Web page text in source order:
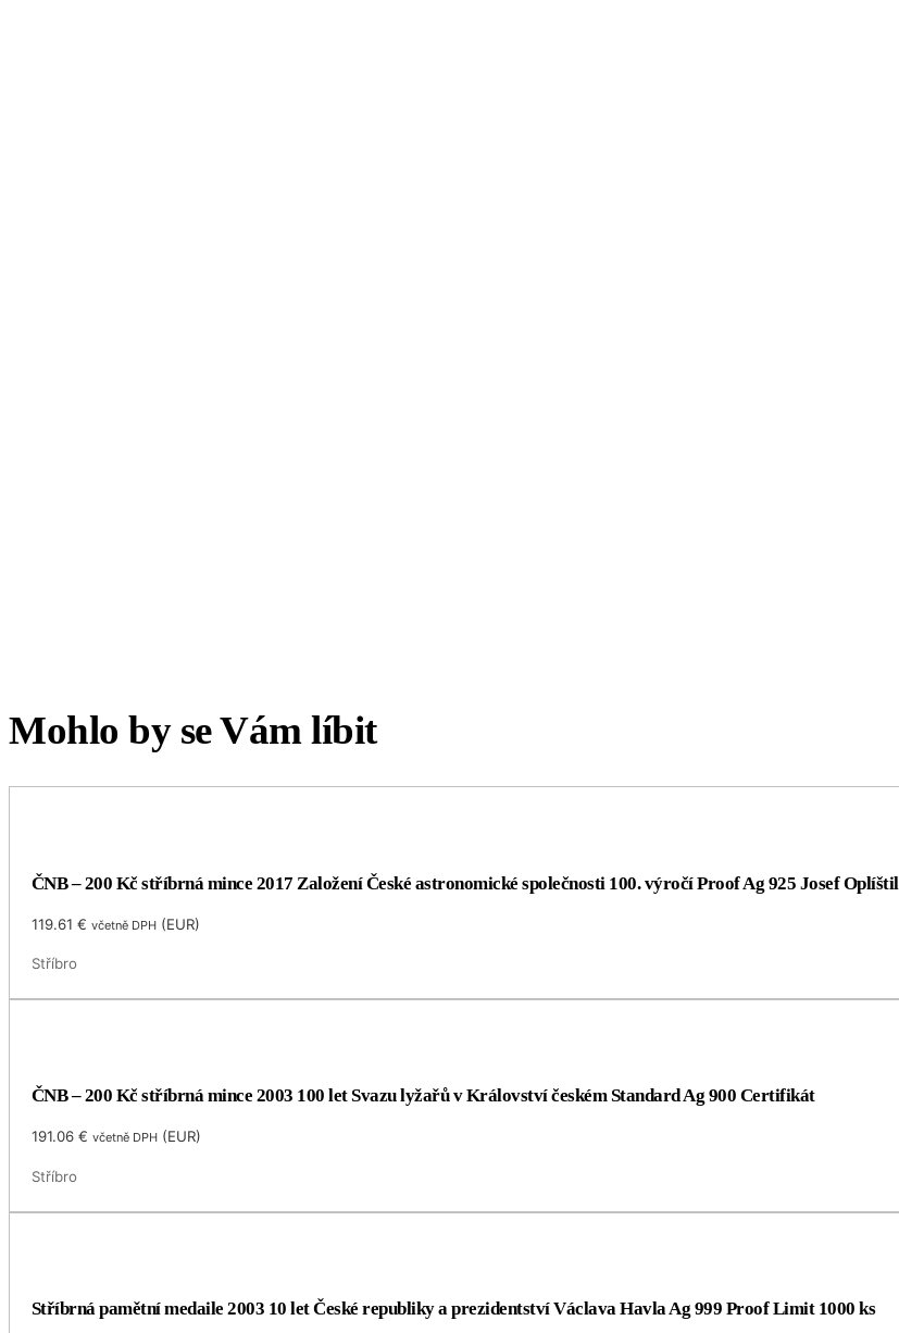
Mohlo by se Vám líbit
ČNB – 200 Kč stříbrná mince 2017 Založení České astronomické společnosti 100. výročí Proof Ag 925 Josef Oplíštil
119.61 € včetně DPH(EUR)
Stříbro
ČNB – 200 Kč stříbrná mince 2003 100 let Svazu lyžařů v Království českém Standard Ag 900 Certifikát
191.06 € včetně DPH(EUR)
Stříbro
Stříbrná pamětní medaile 2003 10 let České republiky a prezidentství Václava Havla Ag 999 Proof Limit 1000 ks